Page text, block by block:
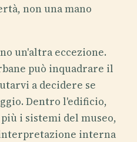
non una mano
un'altra eccezione.
può inquadrare il
a decidere se
Dentro l'edificio,
i sistemi del museo,
interna